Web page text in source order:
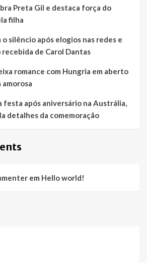
Preta Gil e destaca força do
filha
silêncio após elogios nas redes e
de Carol Dantas
romance com Hungria em aberto
festa após aniversário na Austrália,
detalhes da comemoração
em Hello world!